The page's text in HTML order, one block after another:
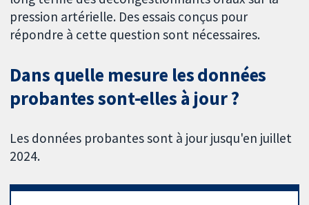
pression artérielle. Des essais conçus pour
répondre à cette question sont nécessaires.
Dans quelle mesure les données
probantes sont-elles à jour ?
Les données probantes sont à jour jusqu'en juillet
2024.